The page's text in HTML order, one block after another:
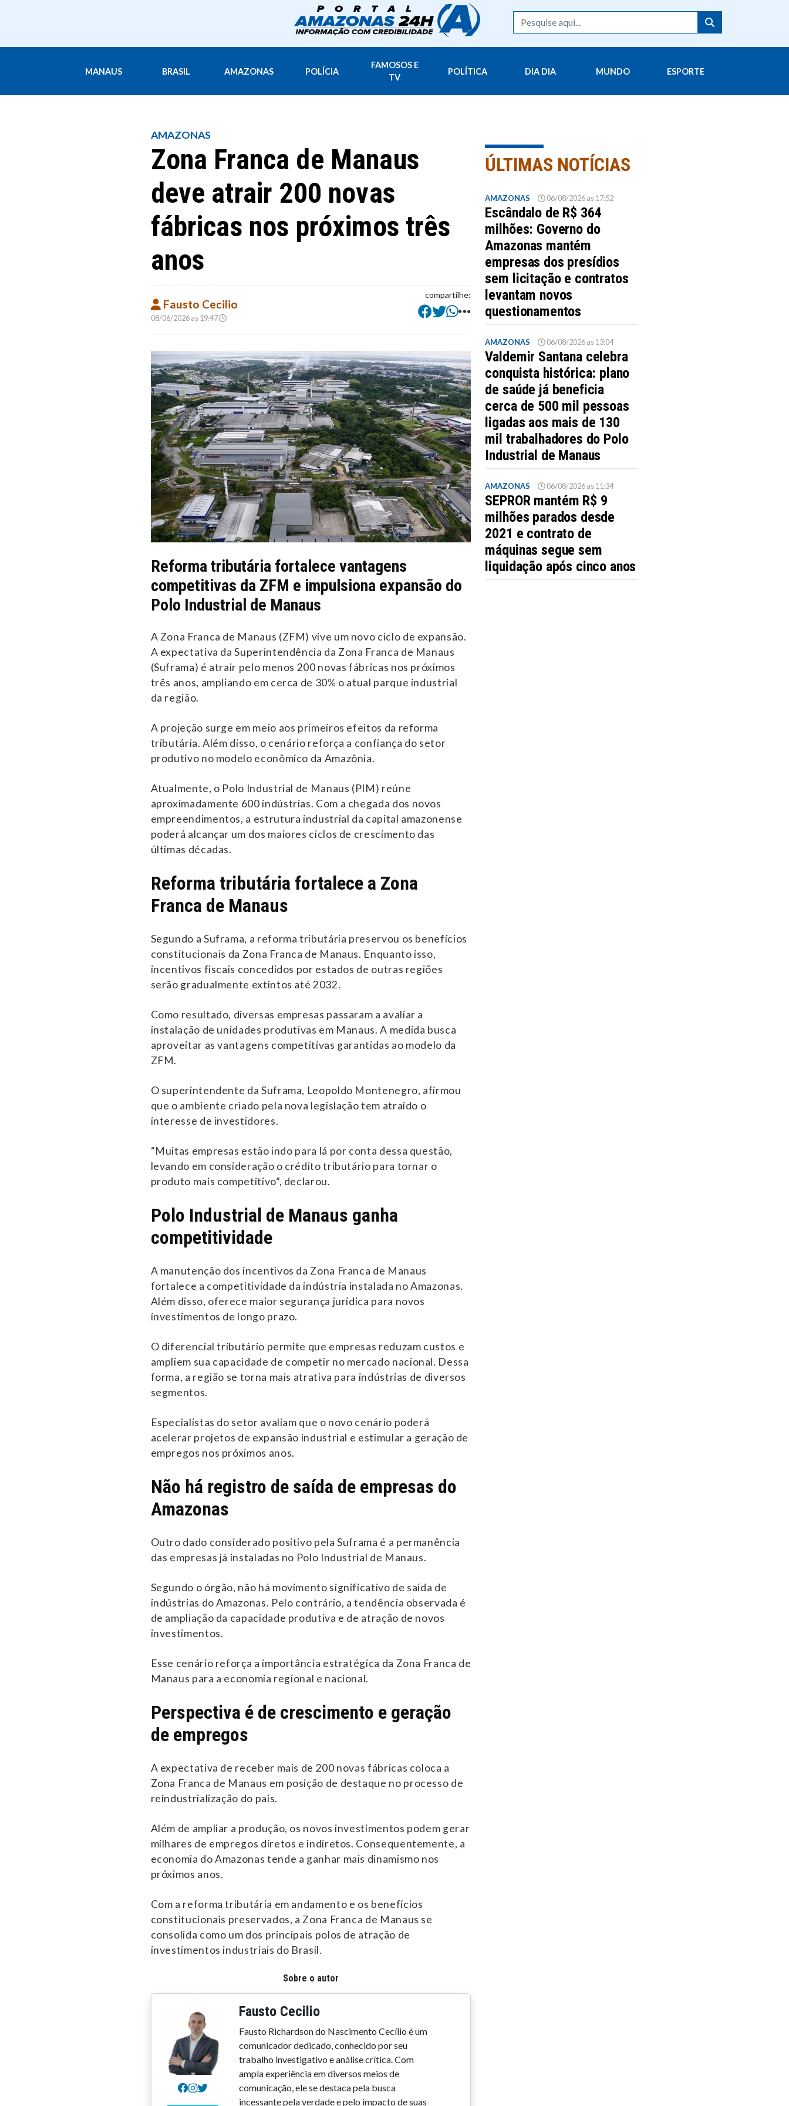
MANAUS BRASIL AMAZONAS POLÍCIA
FAMOSOS E
TV
POLÍTICA DIA DIA MUNDO ESPORTE
AMAZONAS
Zona Franca de Manaus
deve atrair 200 novas
fábricas nos próximos três
anos
Fausto Cecilio
08/06/2026 as 19:47
compartilhe:
Reforma tributária fortalece vantagens
competitivas da ZFM e impulsiona expansão do
Polo Industrial de Manaus
A Zona Franca de Manaus (ZFM) vive um novo ciclo de expansão.
A expectativa da Superintendência da Zona Franca de Manaus
(Suframa) é atrair pelo menos 200 novas fábricas nos próximos
três anos, ampliando em cerca de 30% o atual parque industrial
da região.
A projeção surge em meio aos primeiros efeitos da reforma
tributária. Além disso, o cenário reforça a confiança do setor
produtivo no modelo econômico da Amazônia.
Atualmente, o Polo Industrial de Manaus (PIM) reúne
aproximadamente 600 indústrias. Com a chegada dos novos
empreendimentos, a estrutura industrial da capital amazonense
poderá alcançar um dos maiores ciclos de crescimento das
últimas décadas.
Reforma tributária fortalece a Zona
Franca de Manaus
Segundo a Suframa, a reforma tributária preservou os benefícios
constitucionais da Zona Franca de Manaus. Enquanto isso,
incentivos fiscais concedidos por estados de outras regiões
serão gradualmente extintos até 2032.
Como resultado, diversas empresas passaram a avaliar a
instalação de unidades produtivas em Manaus. A medida busca
aproveitar as vantagens competitivas garantidas ao modelo da
ZFM.
O superintendente da Suframa, Leopoldo Montenegro, afirmou
que o ambiente criado pela nova legislação tem atraído o
interesse de investidores.
“Muitas empresas estão indo para lá por conta dessa questão,
levando em consideração o crédito tributário para tornar o
produto mais competitivo”, declarou.
Polo Industrial de Manaus ganha
competitividade
A manutenção dos incentivos da Zona Franca de Manaus
fortalece a competitividade da indústria instalada no Amazonas.
Além disso, oferece maior segurança jurídica para novos
investimentos de longo prazo.
O diferencial tributário permite que empresas reduzam custos e
ampliem sua capacidade de competir no mercado nacional. Dessa
forma, a região se torna mais atrativa para indústrias de diversos
segmentos.
Especialistas do setor avaliam que o novo cenário poderá
acelerar projetos de expansão industrial e estimular a geração de
empregos nos próximos anos.
Não há registro de saída de empresas do
Amazonas
Outro dado considerado positivo pela Suframa é a permanência
das empresas já instaladas no Polo Industrial de Manaus.
Segundo o órgão, não há movimento significativo de saída de
indústrias do Amazonas. Pelo contrário, a tendência observada é
de ampliação da capacidade produtiva e de atração de novos
investimentos.
Esse cenário reforça a importância estratégica da Zona Franca de
Manaus para a economia regional e nacional.
Perspectiva é de crescimento e geração
de empregos
A expectativa de receber mais de 200 novas fábricas coloca a
Zona Franca de Manaus em posição de destaque no processo de
reindustrialização do país.
Além de ampliar a produção, os novos investimentos podem gerar
milhares de empregos diretos e indiretos. Consequentemente, a
economia do Amazonas tende a ganhar mais dinamismo nos
próximos anos.
Com a reforma tributária em andamento e os benefícios
constitucionais preservados, a Zona Franca de Manaus se
consolida como um dos principais polos de atração de
investimentos industriais do Brasil.
Sobre o autor
Fausto Cecilio
Fausto Richardson do Nascimento Cecílio é um
comunicador dedicado, conhecido por seu
trabalho investigativo e análise crítica. Com
ampla experiência em diversos meios de
comunicação, ele se destaca pela busca
incessante pela verdade e pelo impacto de suas
ÚLTIMAS NOTÍCIAS
AMAZONAS 06/08/2026 as 17:52
Escândalo de R$ 364
milhões: Governo do
Amazonas mantém
empresas dos presídios
sem licitação e contratos
levantam novos
questionamentos
AMAZONAS 06/08/2026 as 13:04
Valdemir Santana celebra
conquista histórica: plano
de saúde já beneficia
cerca de 500 mil pessoas
ligadas aos mais de 130
mil trabalhadores do Polo
Industrial de Manaus
AMAZONAS 06/08/2026 as 11:34
SEPROR mantém R$ 9
milhões parados desde
2021 e contrato de
máquinas segue sem
liquidação após cinco anos